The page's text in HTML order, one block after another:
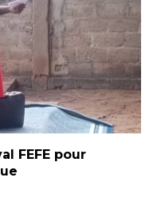
FEFE pour